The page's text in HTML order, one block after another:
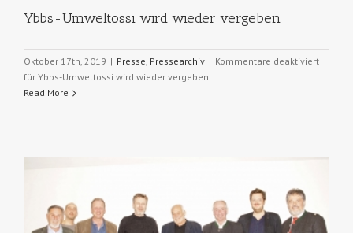
Ybbs-Umweltossi wird wieder vergeben
Oktober 17th, 2019 | Presse Pressearchiv | Kommentare deaktiviert
für Ybbs-Umweltossi wird wieder vergeben
Read More